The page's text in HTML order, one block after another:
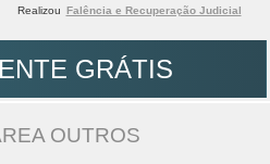
Realizou Falência e Recuperação Judicial
GRÁTIS
OUTROS